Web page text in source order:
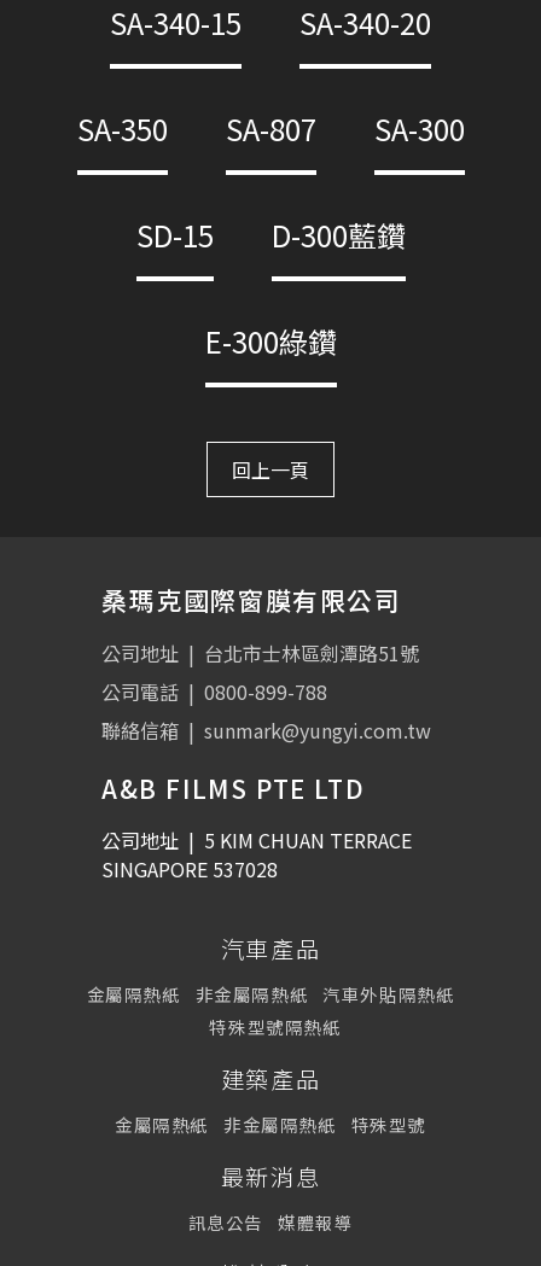
SA-340-15 SA-340-20
SA-350 SA-807 SA-300
SD-15 D-300藍鑽
E-300綠鑽
回上一頁
桑瑪克國際窗膜有限公司
公司地址 | 台北市士林區劍潭路51號
公司電話 | 0800-899-788
聯絡信箱 | sunmark@yungyi.com.tw
A&B FILMS PTE LTD
公司地址 | 5 KIM CHUAN TERRACE
SINGAPORE 537028
汽車產品
金屬隔熱紙 非金屬隔熱紙
汽車外貼隔熱紙
特殊型號隔熱紙
建築產品
金屬隔熱紙 非金屬隔熱紙 特殊型號
最新消息
訊息公告 媒體報導